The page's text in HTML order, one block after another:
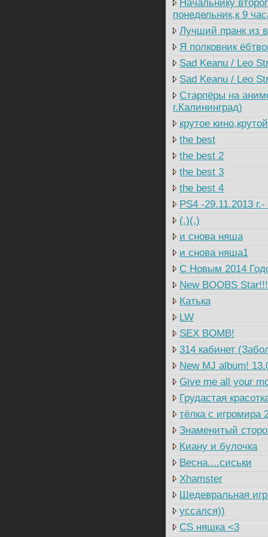
Начальнику
понедельник,к 9
Лучший пранк из
Я полковник
Sad Keanu / Leo
Sad Keanu / Leo
Старпёры на
г.Калининград)
крутое
the best
the best 2
the best 3
the best 4
PS4 -29.11.2013
(.)(.)
и снова няша
и снова няша1
C Новым 2014
New BOOBS
Катька
LW
SEX BOMB!
314 кабинет
New MJ album!
Give me all your
Грудастая
тёлка с игромира
Знаменитый
Киану и булочка
Весна....сиськи
Xhamster
Шедевральная
уссался))
CS няшка <3